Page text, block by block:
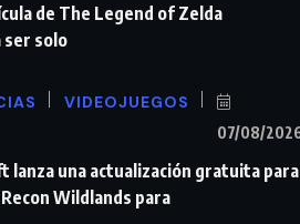
de The Legend of Zelda
ser solo
VIDEOJUEGOS
07/08/
lanza una actualización gratuita para
Wildlands para